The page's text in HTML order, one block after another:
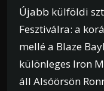
Újabb külföldi
Fesztiválra: a
mellé a Blaze
különleges Iron
áll Alsóörsön